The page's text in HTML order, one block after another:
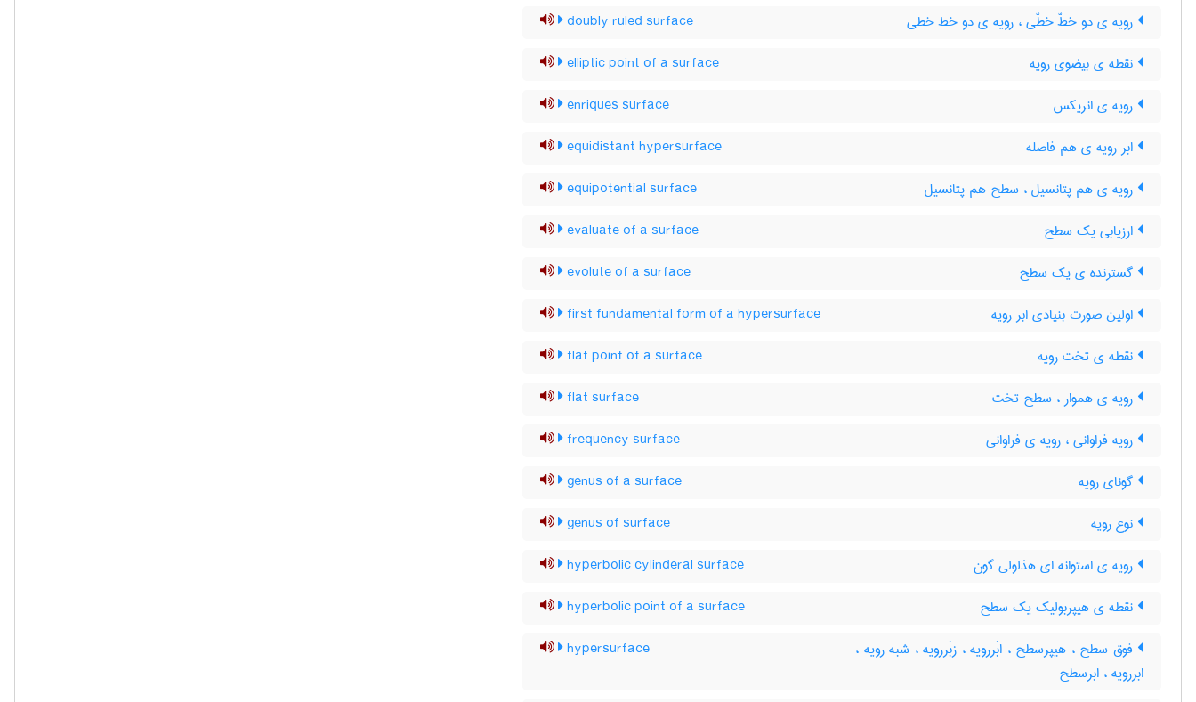
رویه ی دو خطّ خطّی ، رویه ی دو خط خطی doubly ruled surface
نقطه ی بیضوی رویه elliptic point of a surface
رویه ی انریکس enriques surface
ابر رویه ی هم فاصله equidistant hypersurface
رویه ی هم پتانسیل ، سطح هم پتانسیل equipotential surface
ارزیابی یک سطح evaluate of a surface
گسترنده ی یک سطح evolute of a surface
اولین صورت بنیادی ابر رویه first fundamental form of a hypersurface
نقطه ی تخت رویه flat point of a surface
رویه ی هموار ، سطح تخت flat surface
رویه فراوانی ، رویه ی فراوانی frequency surface
گونای رویه genus of a surface
نوع رویه genus of surface
رویه ی استوانه ای هذلولی گون hyperbolic cylinderal surface
نقطه ی هیپربولیک یک سطح hyperbolic point of a surface
فوق سطح ، هیپرسطح ، ابَررویه ، زبَررویه ، شبه رویه ،
ابررویه ، ابرسطح
hypersurface